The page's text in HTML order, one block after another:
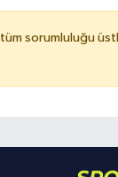
sorumluluğu